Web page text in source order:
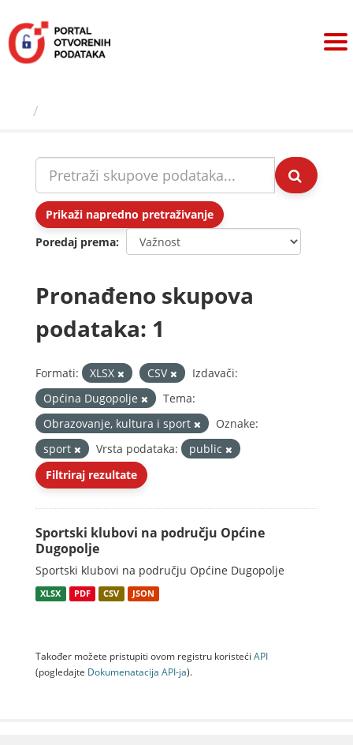
sadržaj
Prikaži napredno pretraživanje
Poredaj prema
Pronađeno skupova
podataka: 1
Formati: XLSX CSV
Izdavači:
Općina Dugopolje
Tema:
Obrazovanje, kultura i sport
Oznake:
sport
Vrsta podataka:
public
Filtriraj rezultate
Sportski klubovi na području Općine
Dugopolje
Sportski klubovi na području Općine Dugopolje
XLSX PDF CSV JSON
Također možete pristupiti ovom registru koristeći API
(pogledajte Dokumenаtаcijа API-jа).